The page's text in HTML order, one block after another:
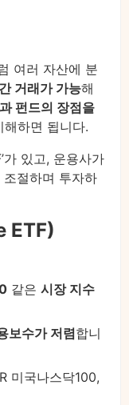
여러 자산에 분
거래가 가능해
펀드의 장점을
해하면 됩니다.
가 있고, 운용사가
절하며 투자하
ETF)
같은 시장 지수
보수가 저렴합니
미국나스닥100,